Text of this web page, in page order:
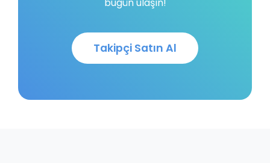
Takipçi Satın Al